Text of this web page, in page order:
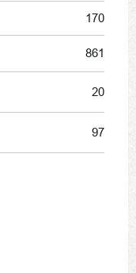
170
861
20
97